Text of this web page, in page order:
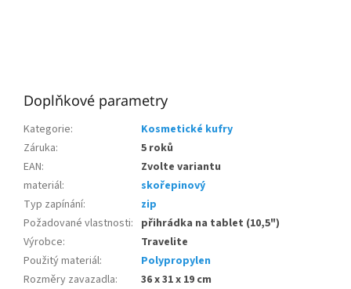
Doplňkové parametry
Kategorie:
Kosmetické kufry
Záruka:
5 roků
EAN:
Zvolte variantu
materiál:
skořepinový
Typ zapínání:
zip
Požadované vlastnosti: přihrádka na tablet (10,5")
Výrobce:
Travelite
Použitý materiál:
Polypropylen
Rozměry zavazadla:
36 x 31 x 19 cm